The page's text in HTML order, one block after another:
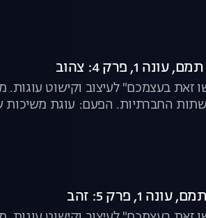
פרק 4: צהוב
זאת בעצמכם" לעיצוב וקישוט
החברתיות. הפעם: עוגת משיכות
פרק 5: זהב